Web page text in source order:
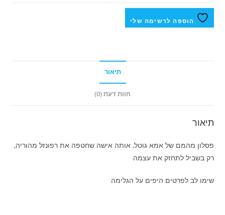
הוספה לרשימה שלי
תיאור
חוות דעת (0)
תיאור
פסלון מהמם של אמא גוטל, אותה אישה שחטפה את רפונזל מהוריה,
רק בשביל לתחזק את עצמה
שימו לב לפרטים היפים על הגלימה